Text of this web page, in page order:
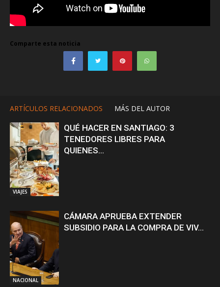
Comparte esta noticia
ARTÍCULOS RELACIONADOS MÁS DEL AUTOR
VIAJES
QUÉ HACER EN SANTIAGO: 3
TENEDORES LIBRES PARA
QUIENES...
NACIONAL
CÁMARA APRUEBA EXTENDER
SUBSIDIO PARA LA COMPRA DE VIV...